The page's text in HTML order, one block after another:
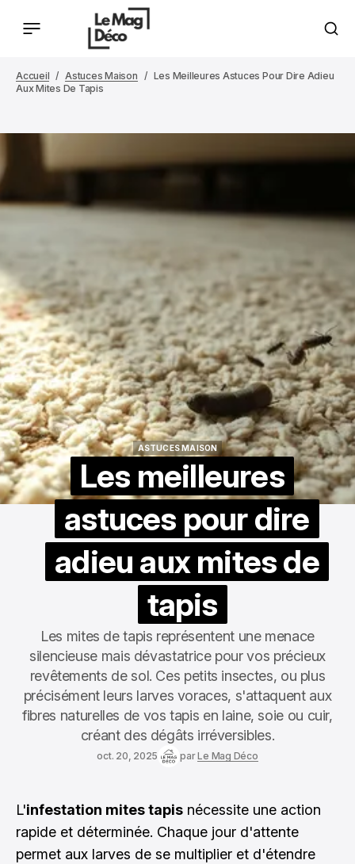
Accueil Astuces Maison
Les Meilleures Astuces Pour Dire Adieu
Aux Mites De Tapis
ASTUCES MAISON
Les meilleures
astuces pour dire
adieu aux mites de
tapis
Les mites de tapis représentent une menace
silencieuse mais dévastatrice pour vos précieux
revêtements de sol. Ces petits insectes, ou plus
précisément leurs larves voraces, s'attaquent aux
fibres naturelles de vos tapis en laine, soie ou cuir,
créant des dégâts irréversibles.
oct. 20, 2025 parLe Mag Déco
L'infestation mites tapis nécessite une action
rapide et déterminée. Chaque jour d'attente
permet aux larves de se multiplier et d'étendre